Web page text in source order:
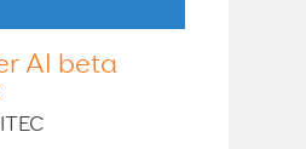
AI beta